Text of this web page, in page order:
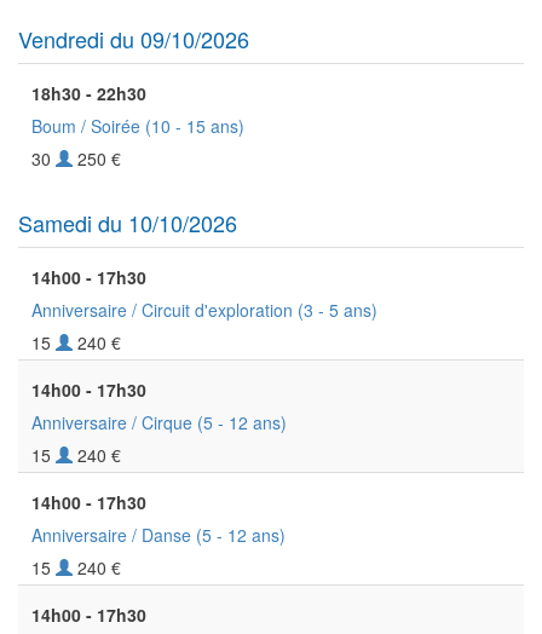
Vendredi du 09/10/2026
18h30 - 22h30
Boum / Soirée (10 - 15 ans)
30
250 €
Samedi du 10/10/2026
14h00 - 17h30
Anniversaire / Circuit d'exploration (3 - 5 ans)
15
240 €
14h00 - 17h30
Anniversaire / Cirque (5 - 12 ans)
15
240 €
14h00 - 17h30
Anniversaire / Danse (5 - 12 ans)
15
240 €
14h00 - 17h30